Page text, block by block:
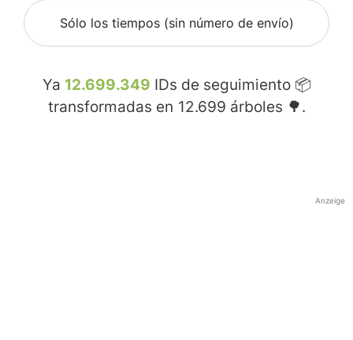
Sólo los tiempos (sin número de envío)
Ya 12.699.349 IDs de seguimiento 📦
transformadas en 12.699 árboles 🌳.
Anzeige